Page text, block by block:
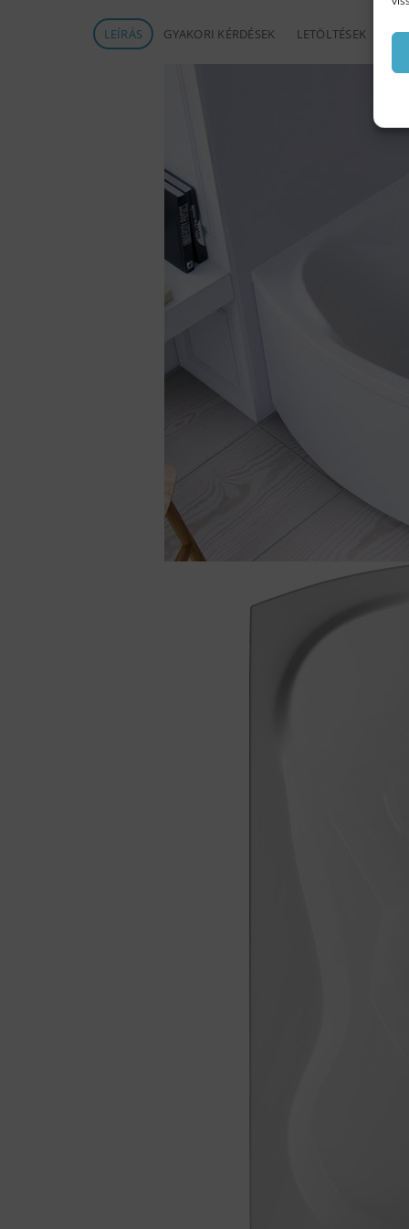
LEÍRÁS GYAKORI KÉRDÉSEK LETÖLTÉSEK